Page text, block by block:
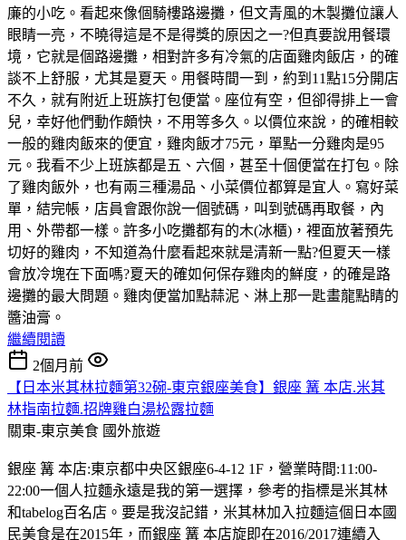
廉的小吃。看起來像個騎樓路邊攤，但文青風的木製攤位讓人
眼睛一亮，不曉得這是不是得獎的原因之一?但真要說用餐環
境，它就是個路邊攤，相對許多有冷氣的店面雞肉飯店，的確
談不上舒服，尤其是夏天。用餐時間一到，約到11點15分開店
不久，就有附近上班族打包便當。座位有空，但卻得排上一會
兒，幸好他們動作頗快，不用等多久。以價位來說，的確相較
一般的雞肉飯來的便宜，雞肉飯才75元，單點一分雞肉是95
元。我看不少上班族都是五、六個，甚至十個便當在打包。除
了雞肉飯外，也有兩三種湯品、小菜價位都算是宜人。寫好菜
單，結完帳，店員會跟你說一個號碼，叫到號碼再取餐，內
用、外帶都一樣。許多小吃攤都有的木(冰櫃)，裡面放著預先
切好的雞肉，不知道為什麼看起來就是清新一點?但夏天一樣
會放冷塊在下面嗎?夏天的確如何保存雞肉的鮮度，的確是路
邊攤的最大問題。雞肉便當加點蒜泥、淋上那一匙畫龍點睛的
醬油膏。
繼續閱讀
2個月前
【日本米其林拉麵第32碗-東京銀座美食】銀座 篝 本店.米其
林指南拉麵.招牌雞白湯松露拉麵
關東-東京美食 國外旅遊
銀座 篝 本店:東京都中央区銀座6-4-12 1F，營業時間:11:00-
22:00一個人拉麵永遠是我的第一選擇，參考的指標是米其林
和tabelog百名店。要是我沒記錯，米其林加入拉麵這個日本國
民美食是在2015年，而銀座 篝 本店旋即在2016/2017連續入